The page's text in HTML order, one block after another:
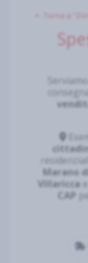
⇠ Torna a
Serviamo
Marano
Villaricca e
CAP